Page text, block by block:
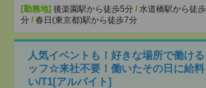
[勤務地] 後楽園駅から徒歩5分 / 水道橋駅から徒
分 / 春日(東京都)駅から徒歩7分
人気イベントも！好きな場所で働け
ッフ☆来社不要！働いたその日に給
い/T1[アルバイト]